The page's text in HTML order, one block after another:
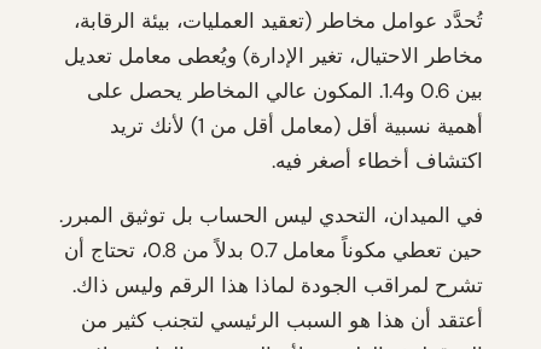
تُحدَّد عوامل مخاطر (تعقيد العمليات، بيئة الرقابة،
مخاطر الاحتيال، تغير الإدارة) ويُعطى معامل تعديل
بين 0.6 و1.4. المكون عالي المخاطر يحصل على
أهمية نسبية أقل (معامل أقل من 1) لأنك تريد
اكتشاف أخطاء أصغر فيه.
في الميدان، التحدي ليس الحساب بل توثيق المبرر.
حين تعطي مكوناً معامل 0.7 بدلاً من 0.8، تحتاج أن
تشرح لمراقب الجودة لماذا هذا الرقم وليس ذاك.
أعتقد أن هذا هو السبب الرئيسي لتجنب كثير من